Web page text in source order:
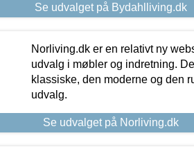
Se udvalget på Bydahlliving.dk
Norliving.dk er en relativt ny
udvalg i møbler og indretning.
klassiske, den moderne og den
udvalg.
Se udvalget på Norliving.dk